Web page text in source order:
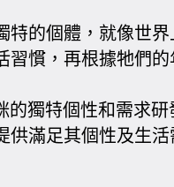
的個體，就像世
慣，再根據牠們
獨特個性和需求
滿足其個性及生活